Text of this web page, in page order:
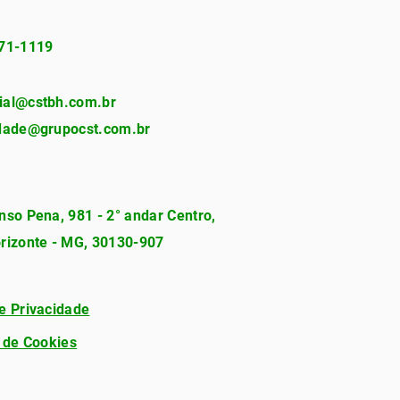
1119
Pena, 981 - 2° andar Centro,
- MG, 30130-907
Privacidade
Cookies